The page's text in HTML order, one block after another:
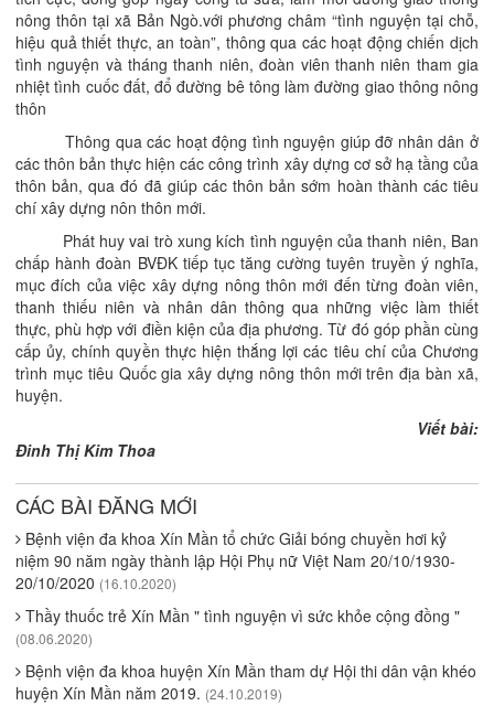
nông thôn tại xã Bản Ngò.với phương châm “tình nguyện tại chỗ,
hiệu quả thiết thực, an toàn”, thông qua các hoạt động chiến dịch
tình nguyện và tháng thanh niên, đoàn viên thanh niên tham gia
nhiệt tình cuốc đất, đổ đường bê tông làm đường giao thông nông
thôn
Thông qua các hoạt động tình nguyện giúp đỡ nhân dân ở
các thôn bản thực hiện các công trình xây dựng cơ sở hạ tầng của
thôn bản, qua đó đã giúp các thôn bản sớm hoàn thành các tiêu
chí xây dựng nôn thôn mới.
Phát huy vai trò xung kích tình nguyện của thanh niên, Ban
chấp hành đoàn BVĐK tiếp tục tăng cường tuyên truyền ý nghĩa,
mục đích của việc xây dựng nông thôn mới đến từng đoàn viên,
thanh thiếu niên và nhân dân thông qua những việc làm thiết
thực, phù hợp với điền kiện của địa phương. Từ đó góp phần cùng
cấp ủy, chính quyền thực hiện thắng lợi các tiêu chí của Chương
trình mục tiêu Quốc gia xây dựng nông thôn mới trên địa bàn xã,
huyện.
Viết bài:
Đinh Thị Kim Thoa
CÁC BÀI ĐĂNG MỚI
Bệnh viện đa khoa Xín Mần tổ chức Giải bóng chuyền hơi kỷ
niệm 90 năm ngày thành lập Hội Phụ nữ Việt Nam 20/10/1930-
20/10/2020 (16.10.2020)
Thầy thuốc trẻ Xín Mần " tình nguyện vì sức khỏe cộng đồng "
(08.06.2020)
Bệnh viện đa khoa huyện Xín Mần tham dự Hội thi dân vận khéo
huyện Xín Mần năm 2019. (24.10.2019)